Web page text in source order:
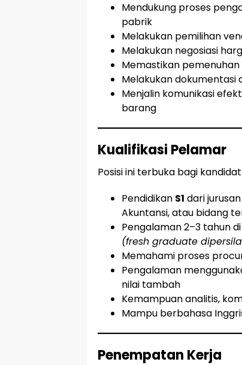
Mendukung proses
pabrik
Melakukan pemilihan
Melakukan negosiasi
Memastikan
Melakukan dokumentasi
Menjalin komunikasi
barang
Kualifikasi Pelamar
Posisi ini terbuka bagi
Pendidikan S1 dari
Akuntansi, atau bidang
Pengalaman 2–3 tahun
(fresh graduate
Memahami proses
Pengalaman
nilai tambah
Kemampuan analitis,
Mampu berbahasa
Penempatan Kerja